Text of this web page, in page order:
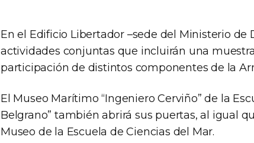
En el Edificio Libertador –sede del Ministerio de
actividades conjuntas que incluirán una
participación de distintos componentes de la
El Museo Marítimo “Ingeniero Cerviño” de la
Belgrano” también abrirá sus puertas, al igual
Museo de la Escuela de Ciencias del Mar.